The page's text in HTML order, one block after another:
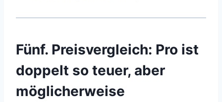
Fünf. Preisvergleich: Pro ist
doppelt so teuer, aber
möglicherweise